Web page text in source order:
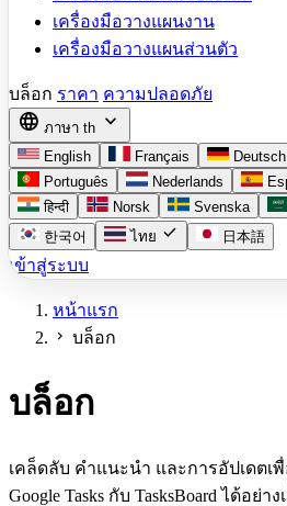
เครื่องมือวางแผนงาน
เครื่องมือวางแผนส่วนตัว
บล็อก ราคา ความปลอดภัย
language ภาษา th expand_more
English Français Deutsch
Português
Nederlands
हिन्दी
Norsk Svenska
한국어
ไทย check 日本語
เข้าสู่ระบบ
หน้าแรก
chevron_right บล็อก
บล็อก
เคล็ดลับ คำแนะนำ และการอัปเดต
Google Tasks กับ TasksBoard ได้อย่